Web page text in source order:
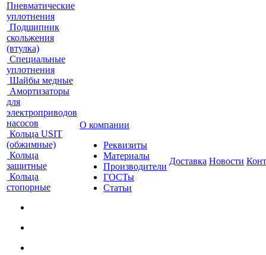
Пневматические
уплотнения
Подшипник
скольжения
(втулка)
Специальные
уплотнения
Шайбы медные
Амортизаторы
для
электроприводов
насосов
Кольца USIT
(обжимные)
Кольца
защитные
Кольца
стопорные
О компании
Реквизиты
Материалы
Производители
ГОСТы
Статьи
Доставка Новости